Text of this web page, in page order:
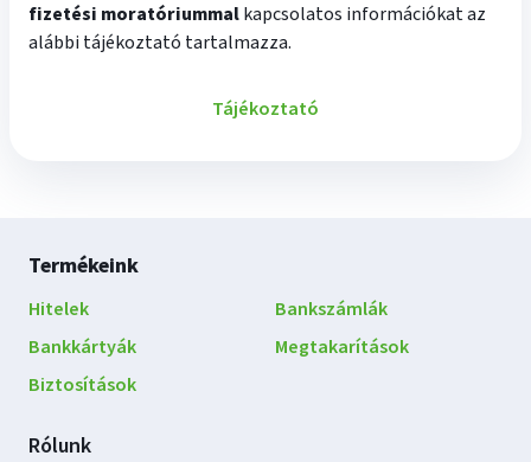
fizetési moratóriummalkapcsolatos információkat az
alábbi tájékoztató tartalmazza.
Tájékoztató
Lábléc
navigáció
Termékeink
Hitelek
Bankszámlák
Bankkártyák
Megtakarítások
Biztosítások
Rólunk